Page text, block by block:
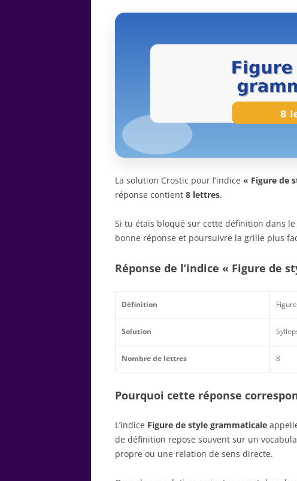
La solution Crostic pour l’indice « Figure de
réponse contient 8 lettres.
Si tu étais bloqué sur cette définition dans
bonne réponse et poursuivre la grille plus
Réponse de l’indice « Figure de
Définition
Solution
Nombre de lettres 8
Pourquoi cette réponse
L’indice Figure de style grammaticale
de définition repose souvent sur un
propre ou une relation de sens directe.